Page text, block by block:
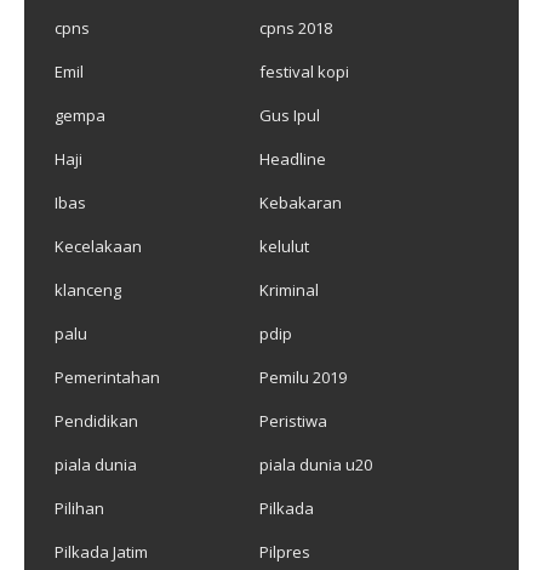
cpns
cpns 2018
Emil
festival kopi
gempa
Gus Ipul
Haji
Headline
Ibas
Kebakaran
Kecelakaan
kelulut
klanceng
Kriminal
palu
pdip
Pemerintahan
Pemilu 2019
Pendidikan
Peristiwa
piala dunia
piala dunia u20
Pilihan
Pilkada
Pilkada Jatim
Pilpres